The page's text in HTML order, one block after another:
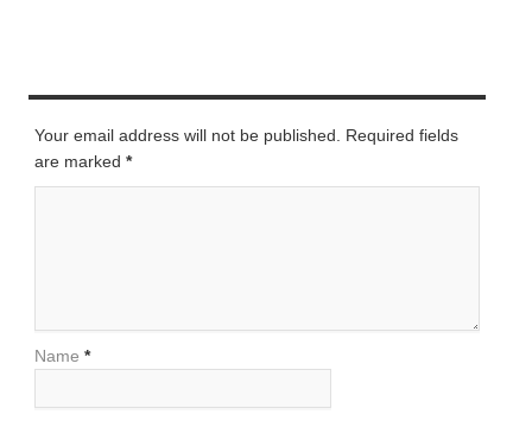
Your email address will not be published. Required fields
are marked *
Name *